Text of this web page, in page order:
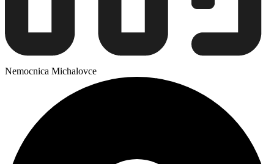
Nemocnica Michalovce